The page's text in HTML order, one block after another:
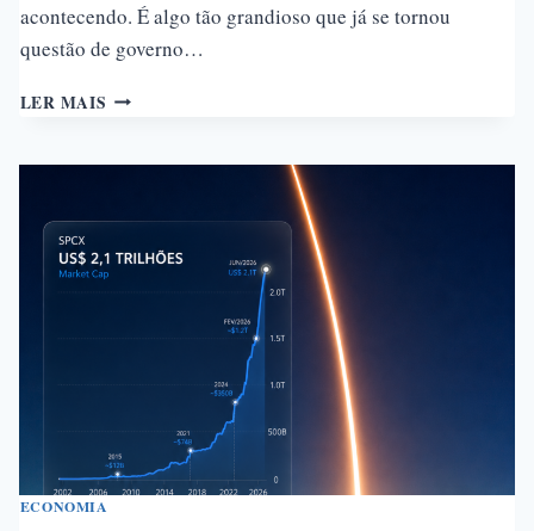
acontecendo. É algo tão grandioso que já se tornou
questão de governo…
LER MAIS CHINA
REFORMA
UNIVERSIDADES
ERA
ECONOMIA